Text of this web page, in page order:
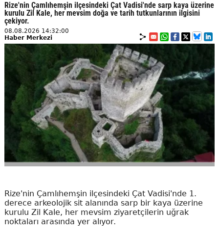
Rize'nin Çamlıhemşin ilçesindeki Çat Vadisi'nde sarp kaya üzerine
kurulu Zil Kale, her mevsim doğa ve tarih tutkunlarının ilgisini
çekiyor.
08.08.2026 14:32:00
Haber Merkezi
Rize'nin Çamlıhemşin ilçesindeki Çat Vadisi'nde 1.
derece arkeolojik sit alanında sarp bir kaya üzerine
kurulu Zil Kale, her mevsim ziyaretçilerin uğrak
noktaları arasında yer alıyor.